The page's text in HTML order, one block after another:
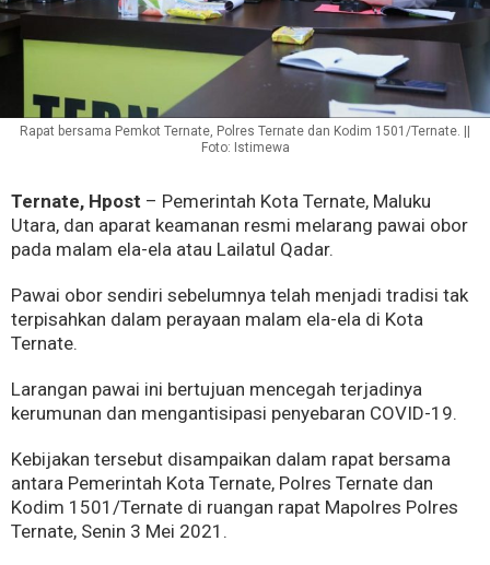
Rapat bersama Pemkot Ternate, Polres Ternate dan Kodim 1501/Ternate. ||
Foto: Istimewa
Ternate, Hpost – Pemerintah Kota Ternate, Maluku
Utara, dan aparat keamanan resmi melarang pawai obor
pada malam ela-ela atau Lailatul Qadar.
Pawai obor sendiri sebelumnya telah menjadi tradisi tak
terpisahkan dalam perayaan malam ela-ela di Kota
Ternate.
Larangan pawai ini bertujuan mencegah terjadinya
kerumunan dan mengantisipasi penyebaran COVID-19.
Kebijakan tersebut disampaikan dalam rapat bersama
antara Pemerintah Kota Ternate, Polres Ternate dan
Kodim 1501/Ternate di ruangan rapat Mapolres Polres
Ternate, Senin 3 Mei 2021.